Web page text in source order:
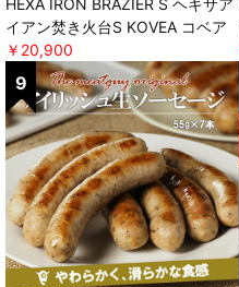
HEXA IRON BRAZIER S ヘキサア
イアン焚き火台S KOVEA コベア
￥20,900